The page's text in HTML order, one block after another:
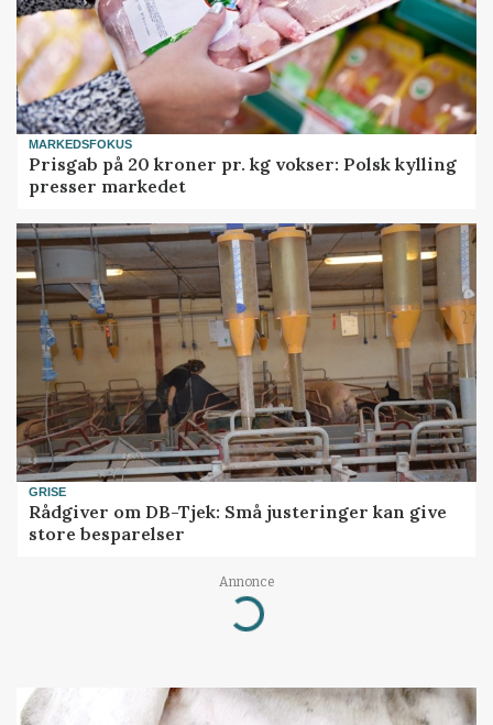
MARKEDSFOKUS
Prisgab på 20 kroner pr. kg vokser: Polsk kylling
presser markedet
GRISE
Rådgiver om DB-Tjek: Små justeringer kan give
store besparelser
Annonce
Loading...